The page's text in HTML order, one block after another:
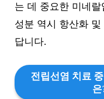
는 데 중요한 미네
성분 역시 항산화
답니다.
전립선염 치료
은